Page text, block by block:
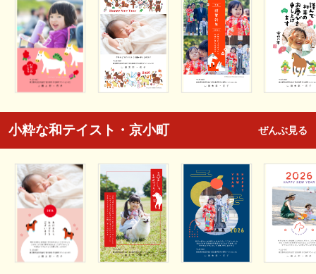
小粋な和テイスト・京小町 ぜんぶ見る